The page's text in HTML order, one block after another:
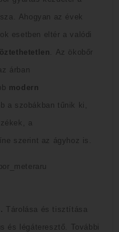
Ahogyan az évek
esetben eltér a valódi
Az ökobőr
árban
modern
a szobákban tűnik ki,
a
szerint az ágyhoz is.
Tárolása és tisztítása
és légáteresztő. További